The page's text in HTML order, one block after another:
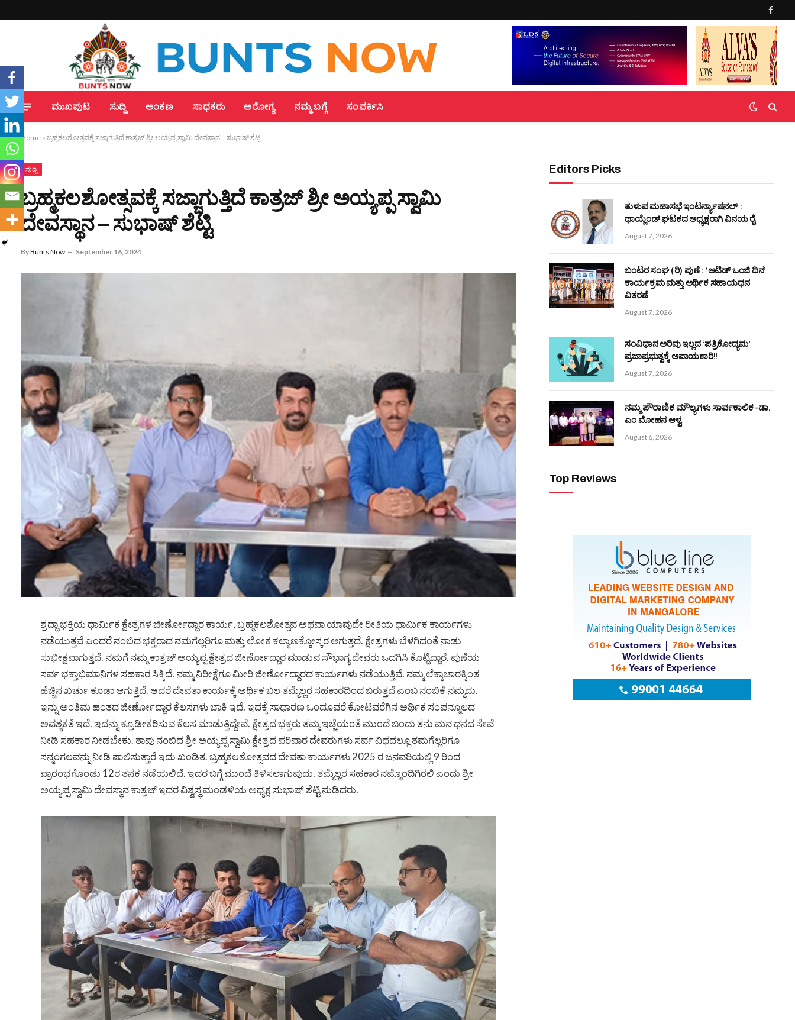
ಮುಖಪುಟ ಸುದ್ದಿ ಅಂಕಣ ಸಾಧಕರು ಆರೋಗ್ಯ ನಮ್ಮ ಬಗ್ಗೆ ಸಂಪರ್ಕಿಸಿ
Home » ಬ್ರಹ್ಮಕಲಶೋತ್ಸವಕ್ಕೆ ಸಜ್ಜಾಗುತ್ತಿದೆ ಕಾತ್ರಜ್ ಶ್ರೀ ಅಯ್ಯಪ್ಪ ಸ್ವಾಮಿ ದೇವಸ್ಥಾನ – ಸುಭಾಷ್ ಶೆಟ್ಟಿ
ಸುದ್ದಿ
ಬ್ರಹ್ಮಕಲಶೋತ್ಸವಕ್ಕೆ ಸಜ್ಜಾಗುತ್ತಿದೆ ಕಾತ್ರಜ್ ಶ್ರೀ ಅಯ್ಯಪ್ಪ ಸ್ವಾಮಿ
ದೇವಸ್ಥಾನ – ಸುಭಾಷ್ ಶೆಟ್ಟಿ
ByBunts Now September 16, 2024
ಶ್ರದ್ದಾ ಭಕ್ತಿಯ ಧಾರ್ಮಿಕ ಕ್ಷೇತ್ರಗಳ ಜೀರ್ಣೋದ್ದಾರ ಕಾರ್ಯ, ಬ್ರಹ್ಮಕಲಶೋತ್ಸವ ಅಥವಾ ಯಾವುದೇ ರೀತಿಯ ಧಾರ್ಮಿಕ ಕಾರ್ಯಗಳು
ನಡೆಯುತ್ತವೆ ಎಂದರೆ ನಂಬಿದ ಭಕ್ತರಾದ ನಮಗೆಲ್ಲರಿಗೂ ಮತ್ತು ಲೋಕ ಕಲ್ಯಾಣಕ್ಕೋಸ್ಕರ ಆಗುತ್ತದೆ. ಕ್ಷೇತ್ರಗಳು ಬೆಳಗಿದಂತೆ ನಾಡು
ಸುಭೀಕ್ಷವಾಗುತ್ತದೆ. ನಮಗೆ ನಮ್ಮ ಕಾತ್ರಜ್ ಅಯ್ಯಪ್ಪ ಕ್ಷೇತ್ರದ ಜೀರ್ಣೋದ್ದಾರ ಮಾಡುವ ಸೌಭಾಗ್ಯ ದೇವರು ಒದಗಿಸಿ ಕೊಟ್ಟಿದ್ದಾರೆ. ಪುಣೆಯ
ಸರ್ವ ಭಕ್ತಾಭಿಮಾನಿಗಳ ಸಹಕಾರ ಸಿಕ್ಕಿದೆ. ನಮ್ಮ ನಿರೀಕ್ಷೆಗೂ ಮೀರಿ ಜೀರ್ಣೋದ್ದಾರದ ಕಾರ್ಯಗಳು ನಡೆಯುತ್ತಿವೆ. ನಮ್ಮ ಲೆಕ್ಕಾಚಾರಕ್ಕಿಂತ
ಹೆಚ್ಚಿನ ಖರ್ಚು ಕೂಡಾ ಆಗುತ್ತಿದೆ. ಆದರೆ ದೇವತಾ ಕಾರ್ಯಕ್ಕೆ ಅರ್ಥಿಕ ಬಲ ತಮ್ಮೆಲ್ಲರ ಸಹಕಾರದಿಂದ ಬರುತ್ತದೆ ಎಂಬ ನಂಬಿಕೆ ನಮ್ಮದು.
ಇನ್ನು ಅಂತಿಮ ಹಂತದ ಜೀರ್ಣೋದ್ದಾರ ಕೆಲಸಗಳು ಬಾಕಿ ಇದೆ. ಇದಕ್ಕೆ ಸಾಧಾರಣ ಒಂದೂವರೆ ಕೋಟಿವರೆಗಿನ ಅರ್ಥಿಕ ಸಂಪನ್ಮೂಲದ
ಅವಶ್ಯಕತೆ ಇದೆ. ಇದನ್ನು ಕ್ರೂಡೀಕರಿಸುವ ಕೆಲಸ ಮಾಡುತ್ತಿದ್ದೇವೆ. ಕ್ಷೇತ್ರದ ಭಕ್ತರು ತಮ್ಮ ಇಚ್ಚೆಯಂತೆ ಮುಂದೆ ಬಂದು ತನು ಮನ ಧನದ ಸೇವೆ
ನೀಡಿ ಸಹಕಾರ ನೀಡಬೇಕು. ತಾವು ನಂಬಿದ ಶ್ರೀ ಅಯ್ಯಪ್ಪ ಸ್ವಾಮಿ ಕ್ಷೇತ್ರದ ಪರಿವಾರ ದೇವರುಗಳು ಸರ್ವ ವಿಧದಲ್ಲೂ ತಮಗೆಲ್ಲರಿಗೂ
ಸನ್ಮಂಗಲವನ್ನು ನೀಡಿ ಪಾಲಿಸುತ್ತಾರೆ ಇದು ಖಂಡಿತ. ಬ್ರಹ್ಮಕಲಶೋತ್ಸವದ ದೇವತಾ ಕಾರ್ಯಗಳು 2025 ರ ಜನವರಿಯಲ್ಲಿ 9 ರಿಂದ
ಪ್ರಾರಂಭಗೊಂಡು 12ರ ತನಕ ನಡೆಯಲಿದೆ. ಇದರ ಬಗ್ಗೆ ಮುಂದೆ ತಿಳಿಸಲಾಗುವುದು. ತಮ್ಮೆಲ್ಲರ ಸಹಕಾರ ನಮ್ಮೊಂದಿಗಿರಲಿ ಎಂದು ಶ್ರೀ
ಅಯ್ಯಪ್ಪ ಸ್ವಾಮಿ ದೇವಸ್ಥಾನ ಕಾತ್ರಜ್ ಇದರ ವಿಶ್ವಸ್ಥ ಮಂಡಳಿಯ ಅಧ್ಯಕ್ಷ ಸುಭಾಷ್ ಶೆಟ್ಟಿ ನುಡಿದರು.
Editors Picks
ತುಳುವ ಮಹಾಸಭೆ ಇಂಟರ್ನ್ಯಾಷನಲ್ :
ಥಾಯ್ಲೆಂಡ್ ಘಟಕದ ಅಧ್ಯಕ್ಷರಾಗಿ ವಿನಯ ರೈ
August 7, 2026
ಬಂಟರ ಸಂಘ (ರಿ) ಪುಣೆ : ‘ಆಟಿಡ್ ಒಂಜಿ ದಿನ’
ಕಾರ್ಯಕ್ರಮ ಮತ್ತು ಅರ್ಥಿಕ ಸಹಾಯಧನ
ವಿತರಣೆ
August 7, 2026
ಸಂವಿಧಾನ ಅರಿವು ಇಲ್ಲದ ‘ಪತ್ರಿಕೋದ್ಯಮ’
ಪ್ರಜಾಪ್ರಭುತ್ವಕ್ಕೆ ಅಪಾಯಕಾರಿ!!
August 7, 2026
ನಮ್ಮ ಪೌರಾಣಿಕ ಮೌಲ್ಯಗಳು ಸಾರ್ವಕಾಲಿಕ -ಡಾ.
ಎಂ ಮೋಹನ ಆಳ್ವ
August 6, 2026
Top Reviews